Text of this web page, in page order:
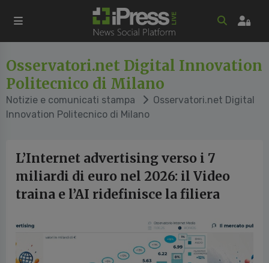
Osservatori.net Digital Innovation
Politecnico di Milano
Notizie e comunicati stampa
Osservatori.net Digital
Innovation Politecnico di Milano
L’Internet advertising verso i 7
miliardi di euro nel 2026: il Video
traina e l’AI ridefinisce la filiera